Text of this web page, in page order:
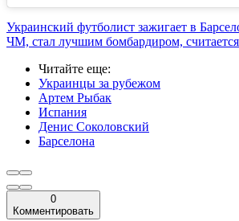
Украинский футболист зажигает в
ЧМ, стал лучшим бомбардиром,
Читайте еще:
Украинцы за рубежом
Артем Рыбак
Испания
Денис Соколовский
Барселона
0
Комментировать